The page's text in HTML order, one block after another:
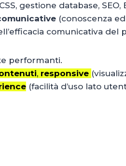
gestione database, SEO,
(conoscenza
comunicativa del
performanti.
, responsive
(facilità d’uso lato